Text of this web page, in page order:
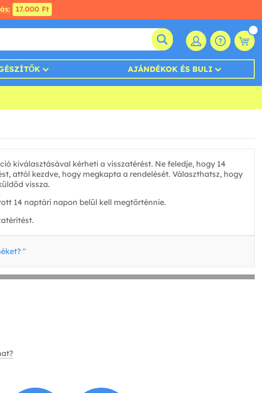
17.000 Ft
AJÁNDÉKOK ÉS BULI
kiválasztásával kérheti a visszatérést. Ne feledje, hogy 14
attól kezdve, hogy megkapta a rendelését. Választhatsz, hogy
vissza.
14 naptári napon belül kell megtörténnie.
"